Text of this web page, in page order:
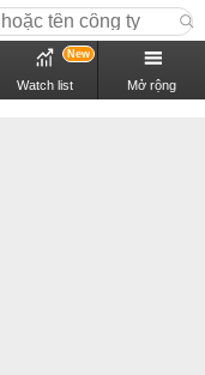
Watch list
New
Mở rộng